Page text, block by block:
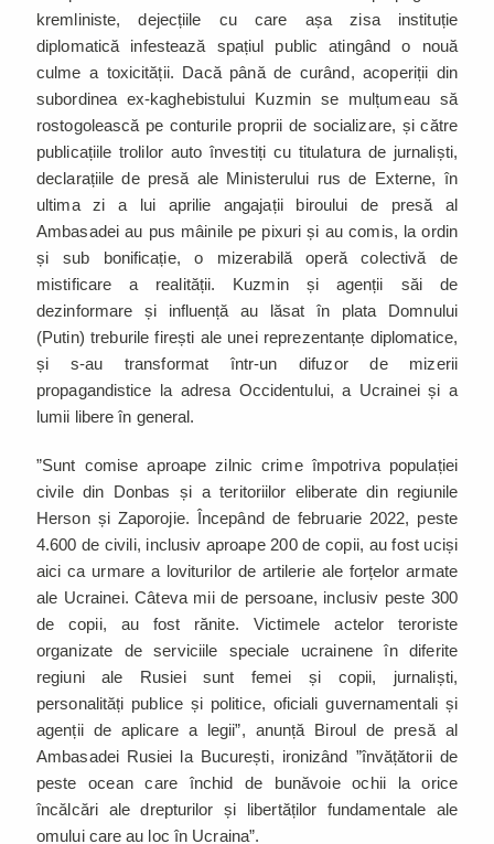
kremliniste, dejecțiile cu care așa zisa instituție
diplomatică infestează spațiul public atingând o nouă
culme a toxicității. Dacă până de curând, acoperiții din
subordinea ex-kaghebistului Kuzmin se mulțumeau să
rostogolească pe conturile proprii de socializare, și către
publicațiile trolilor auto învestiți cu titulatura de jurnaliști,
declarațiile de presă ale Ministerului rus de Externe, în
ultima zi a lui aprilie angajații biroului de presă al
Ambasadei au pus mâinile pe pixuri și au comis, la ordin
și sub bonificație, o mizerabilă operă colectivă de
mistificare a realității. Kuzmin și agenții săi de
dezinformare și influență au lăsat în plata Domnului
(Putin) treburile firești ale unei reprezentanțe diplomatice,
și s-au transformat într-un difuzor de mizerii
propagandistice la adresa Occidentului, a Ucrainei și a
lumii libere în general.
”Sunt comise aproape zilnic crime împotriva populației
civile din Donbas și a teritoriilor eliberate din regiunile
Herson și Zaporojie. Începând de februarie 2022, peste
4.600 de civili, inclusiv aproape 200 de copii, au fost uciși
aici ca urmare a loviturilor de artilerie ale forțelor armate
ale Ucrainei. Câteva mii de persoane, inclusiv peste 300
de copii, au fost rănite. Victimele actelor teroriste
organizate de serviciile speciale ucrainene în diferite
regiuni ale Rusiei sunt femei și copii, jurnaliști,
personalități publice și politice, oficiali guvernamentali și
agenții de aplicare a legii”, anunță Biroul de presă al
Ambasadei Rusiei la București, ironizând ”învățătorii de
peste ocean care închid de bunăvoie ochii la orice
încălcări ale drepturilor și libertăților fundamentale ale
omului care au loc în Ucraina”.